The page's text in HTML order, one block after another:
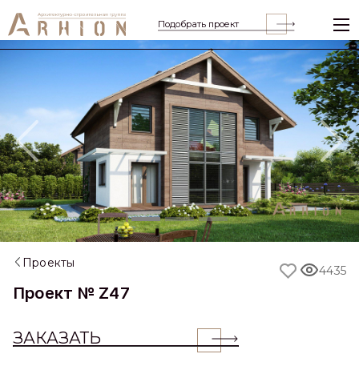
Подобрать проект
Previous
Проекты
Проект № Z47
ЗАКАЗАТЬ
4435